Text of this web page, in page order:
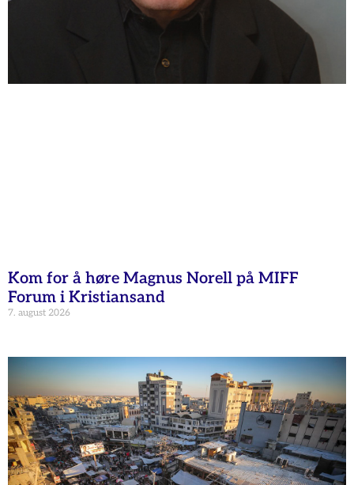
Kom for å høre Magnus Norell på MIFF
Forum i Kristiansand
7. august 2026